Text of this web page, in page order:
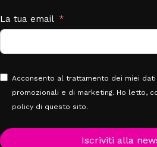
La tua email
Acconsento al trattamento dei miei
promozionali e di marketing. Ho letto,
policy di questo sito.
Iscriviti alla